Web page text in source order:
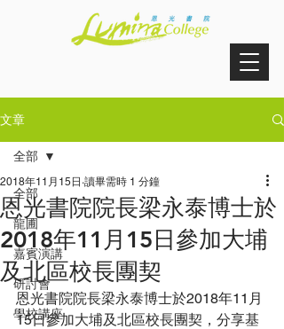
文章
全部
龍圃
嘉賓演講
研討會
學校講座
全部
恩光書院院長梁永泰博士於
2018年11月15日參加大埔
及北區校長團契
2018年11月15日 讀畢需時 1 分鐘
恩光書院院長梁永泰博士於2018年11月
15日參加大埔及北區校長團契，分享基